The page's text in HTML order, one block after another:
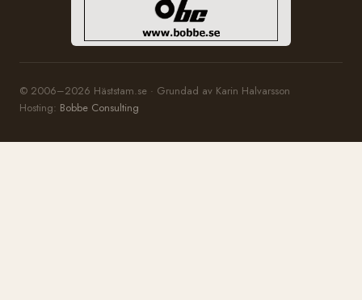
© 2006–2026 Häststam.se · Grundad av Karin Halvarsson
Hosting: Bobbe Consulting